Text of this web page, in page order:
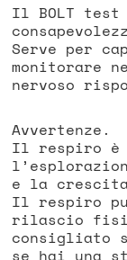
Il BOLT test
Serve per
monitorare
nervoso
Avvertenze.
Il respiro è
e la
Il respiro
rilascio
consigliato
se hai una